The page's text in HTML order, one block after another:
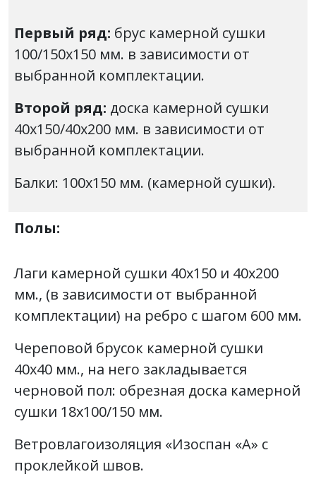
Первый ряд: брус камерной сушки
100/150х150 мм. в зависимости от
выбранной комплектации.
Второй ряд: доска камерной сушки
40х150/40х200 мм. в зависимости от
выбранной комплектации.
Балки: 100х150 мм. (камерной сушки).
Полы:
Лаги камерной сушки 40х150 и 40х200
мм., (в зависимости от выбранной
комплектации) на ребро с шагом 600 мм.
Череповой брусок камерной сушки
40х40 мм., на него закладывается
черновой пол: обрезная доска камерной
сушки 18х100/150 мм.
Ветровлагоизоляция «Изоспан «А» с
проклейкой швов.